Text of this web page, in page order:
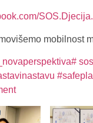
mobilnost
#